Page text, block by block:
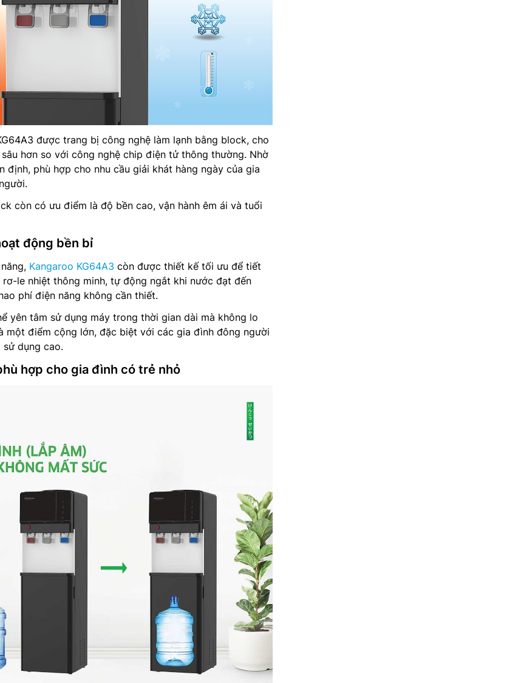
được trang bị công nghệ làm lạnh bằng block, cho
sâu hơn so với công nghệ chip điện tử thông thường. Nhờ
định, phù hợp cho nhu cầu giải khát hàng ngày của gia
còn có ưu điểm là độ bền cao, vận hành êm ái và tuổi
động bền bỉ
Kangaroo KG64A3 còn được thiết kế tối ưu để tiết
le nhiệt thông minh, tự động ngắt khi nước đạt đến
phí điện năng không cần thiết.
yên tâm sử dụng máy trong thời gian dài mà không lo
một điểm cộng lớn, đặc biệt với các gia đình đông người
sử dụng cao.
hợp cho gia đình có trẻ nhỏ